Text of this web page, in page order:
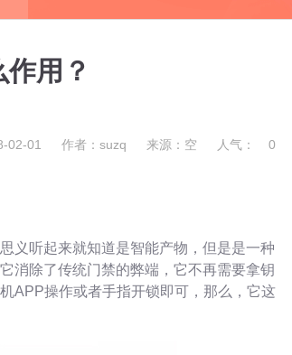
用？
02-01 作者：suzq 来源：空 人气： 0
义听起来就知道是智能产物，但是是一种
消除了传统门禁的弊端，它不再需要拿钥
APP操作或者手指开锁即可，那么，它这